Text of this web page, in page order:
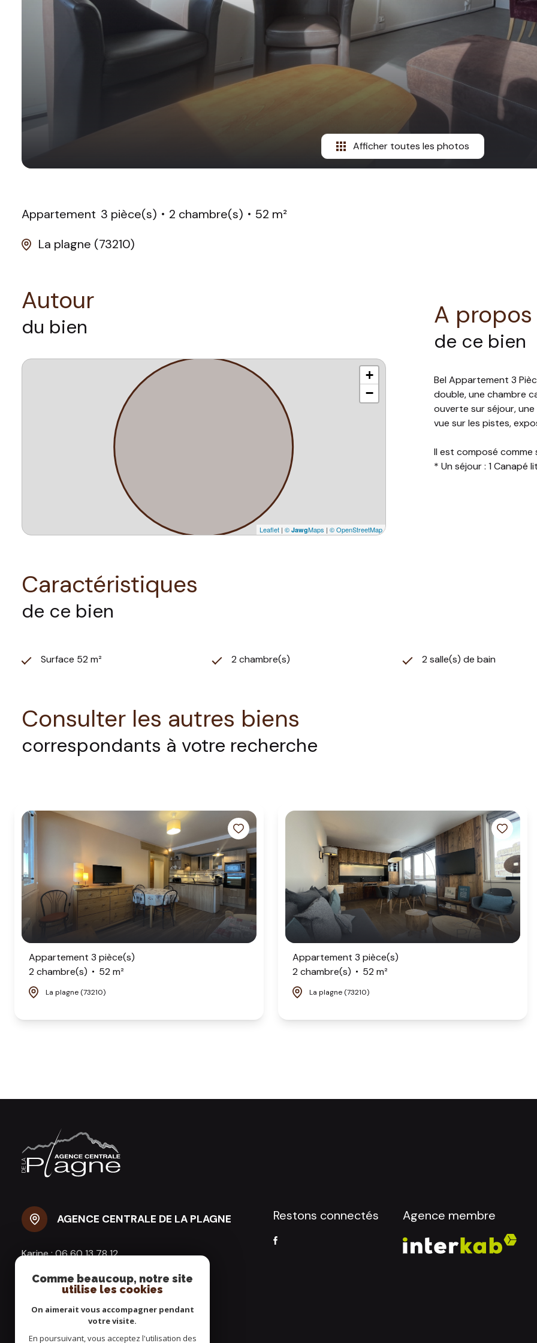
Afficher toutes les photos
Appartement 3 pièce(s) 2 chambre(s)
52 m²
La plagne (73210)
Autour
du bien
+
−
Leaflet | © JawgMaps | © OpenStreetMap
A propos
de ce bien
Bel Appartement 3
double, une chambre
ouverte sur séjour,
vue sur les pistes,
Il est composé comme
* Un séjour : 1 Canapé
* Une salle de bains
* Une cuisine équipée:
Cet appartement n'est
Caractéristiques
de ce bien
Surface 52 m² 2 chambre(s) 2 salle(s) de bain
Consulter les autres biens
correspondants à votre recherche
Appartement 3 pièce(s)
2 chambre(s)
52 m²
La plagne (73210)
Appartement 3 pièce(s)
2 chambre(s)
52 m²
La plagne (73210)
AGENCE CENTRALE DE LA PLAGNE
Karine :06 60 13 78 12
agencecentraledelaplagne@gmail.com
Résidence AIME 2000
Galerie Commerciale
73210 AIME LA PLAGNE
Restons connectés Agence membre
Comme beaucoup, notre site
utilise les cookies
On aimerait vous accompagner pendant
votre visite.
En poursuivant, vous acceptez l'utilisation des